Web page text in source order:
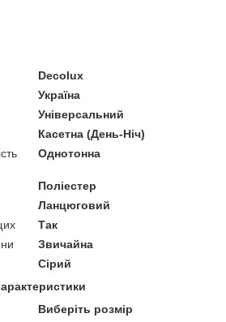
Decolux
Україна
Універсальний
Касетна (День-Ніч)
Однотонна
Поліестер
Ланцюговий
Так
Звичайна
Сірий
Виберіть розмір